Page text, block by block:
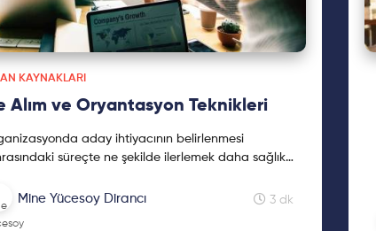
KAYNAKLARI
Alım ve Oryantasyon Teknikleri
aday ihtiyacının belirlenmesi
süreçte ne şekilde ilerlemek daha sağlıklı
Mine Yücesoy Dirancı 3 dk